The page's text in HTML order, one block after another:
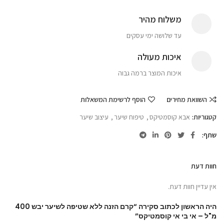
משלוח מהיר
עד שלושה ימי עסקים
איכות מעולה
איכות המוצר ברמה גבוה
השוואת מחירים
הוסף לרשימת המשאלות
קטגוריות: אבא קוסמטיקס, טיפוח שיער , עיצוב שיער
שתף
חוות דעת
אין עדיין חוות דעת.
היה הראשון לכתוב סקירה “קרם הזנה ללא שטיפה לשיער יבש 400
מ"ל – אי בי אי קוסמטיקס”